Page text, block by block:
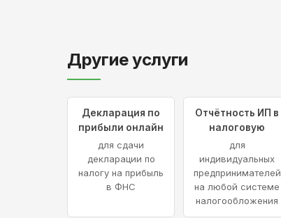
Другие услуги
Декларация по
прибыли онлайн
для сдачи
декларации по
налогу на прибыль
в ФНС
Отчётность ИП в
налоговую
для
индивидуальных
предпринимателей
на любой системе
налогообложения